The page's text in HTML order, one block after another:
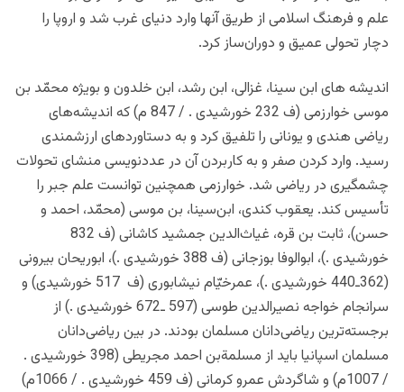
علم و فرهنگ اسلامى از طریق آنها وارد دنیاى غرب شد و اروپا را
دچار تحولى عمیق و دوران‌ساز کرد.
اندیشه های ابن سینا، غزالی، ابن رشد، ابن خلدون و بویژه محمّد بن
موسى خوارزمى (ف 232 خورشیدی . / 847 م) که اندیشه‌هاى
ریاضى هندى و یونانى را تلفیق کرد و به دستاوردهاى ارزشمندى
رسید. وارد کردن صفر و به کاربردن آن در عددنویسى منشای تحولات
چشمگیرى در ریاضى شد. خوارزمى همچنین توانست علم جبر را
تأسیس کند. یعقوب کندى، ابن‌سینا، بن موسى (محمّد، احمد و
حسن)، ثابت بن قره، غیاث‌الدین جمشید کاشانى (ف 832
خورشیدی .)، ابوالوفا بوزجانى (ف 388 خورشیدی .)، ابوریحان بیرونى
(362ـ440 خورشیدی .)، عمرخیّام نیشابورى (ف 517 خورشیدی) و
سرانجام خواجه نصیرالدین طوسى (597 ـ672 خورشیدی .) از
برجسته‌ترین ریاضى‌دانان مسلمان بودند. در بین ریاضى‌دانان
مسلمان اسپانیا باید از مسلمة‌بن احمد مجریطى (398 خورشیدی .
/ 1007م) و شاگردش عمرو کرمانى (ف 459 خورشیدی . / 1066م)